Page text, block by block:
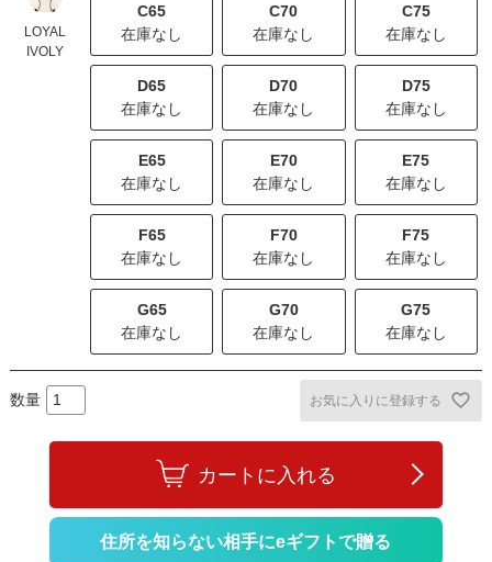
LOYAL
IVOLY
C65
在庫なし
C70
在庫なし
C75
在庫なし
D65
在庫なし
D70
在庫なし
D75
在庫なし
E65
在庫なし
E70
在庫なし
E75
在庫なし
F65
在庫なし
F70
在庫なし
F75
在庫なし
G65
在庫なし
G70
在庫なし
G75
在庫なし
お気に入りに登録する
カートに入れる
住所を知らない相手にeギフトで贈る